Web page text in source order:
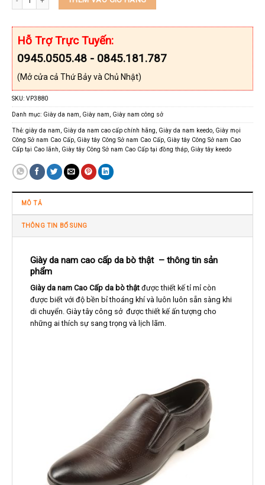
Hỗ Trợ Trực Tuyến:
0945.0505.48 - 0845.181.787
(Mở cửa cả Thứ Bảy và Chủ Nhật)
SKU: VP3880
Danh mục: Giày da nam, Giày nam, Giày nam công sở
Thẻ: giày da nam, Giày da nam cao cấp chính hãng, Giày da nam keedo, Giày mọi
Công Sở nam Cao Cấp, Giày tây Công Sở nam Cao Cấp, Giày tây Công Sở nam Cao
Cấp tại Cao lãnh, Giày tây Công Sở nam Cao Cấp tại đồng tháp, Giày tây keedo
MÔ TẢ
THÔNG TIN BỔ SUNG
Giày da nam cao cấp da bò thật – thông tin sản
phẩm
Giày da nam Cao Cấp da bò thậtđược thiết kế tỉ mỉ còn
được biết với độ bền bỉ thoáng khí và luôn luôn sẵn sàng khi
di chuyển. Giày tây công sở được thiết kế ấn tượng cho
những ai thích sự sang trọng và lịch lãm.